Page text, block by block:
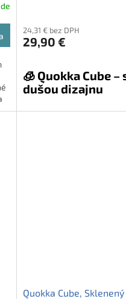
24,31 € bez DPH
29,90 €
🧊 Quokka Cube
dušou dizajnu
Quokka Cube – luxusný
Quokka Cube,